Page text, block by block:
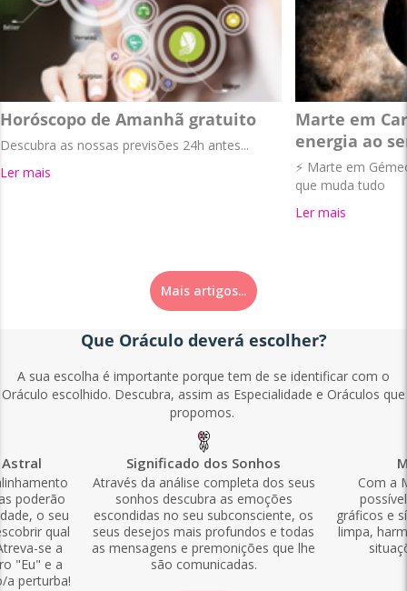
Horóscopo de Amanhã gratuito
Descubra as nossas previsões 24h antes...
Ler mais
Marte em
energia ao
⚡ Marte em
que muda tudo
Ler mais
Mais artigos...
Que Oráculo deverá escolher?
A sua escolha é importante porque tem de se identificar com o
Oráculo escolhido. Descubra, assim as Especialidade e Oráculos que
propomos.
poderão
o seu
qual
se a
"Eu" e a
a perturba!
Significado dos Sonhos
Através da análise completa dos seus
sonhos descubra as emoções
escondidas no seu subconsciente, os
seus desejos mais profundos e todas
as mensagens e premonições que lhe
são comunicadas.
Com a
gráficos e
limpa,